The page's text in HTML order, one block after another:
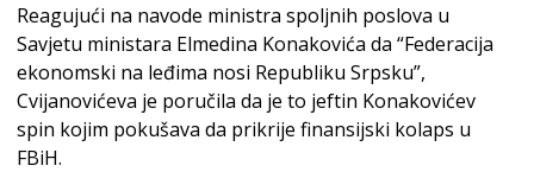
Reagujući na navode ministra spoljnih poslova u
Savjetu ministara Elmedina Konakovića da “Federacija
ekonomski na leđima nosi Republiku Srpsku”,
Cvijanovićeva je poručila da je to jeftin Konakovićev
spin kojim pokušava da prikrije finansijski kolaps u
FBiH.